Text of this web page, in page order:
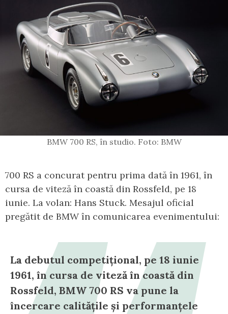
BMW 700 RS, în studio. Foto: BMW
700 RS a concurat pentru prima dată în 1961, în
cursa de viteză în coastă din Rossfeld, pe 18
iunie. La volan: Hans Stuck. Mesajul oficial
pregătit de BMW în comunicarea evenimentului:
La debutul competițional, pe 18 iunie
1961, în cursa de viteză în coastă din
Rossfeld, BMW 700 RS va pune la
încercare calitățile și performanțele